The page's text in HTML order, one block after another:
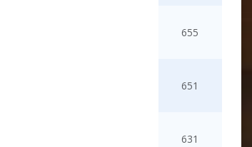
655
651
631